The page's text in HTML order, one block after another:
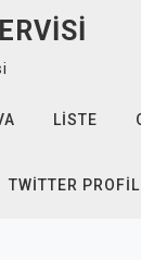
LISTE
TWITTER